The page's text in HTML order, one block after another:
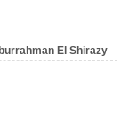
El Shirazy